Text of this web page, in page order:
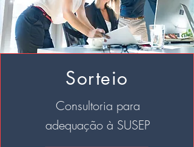
Sorteio
Consultoria para
adequação à SUSEP